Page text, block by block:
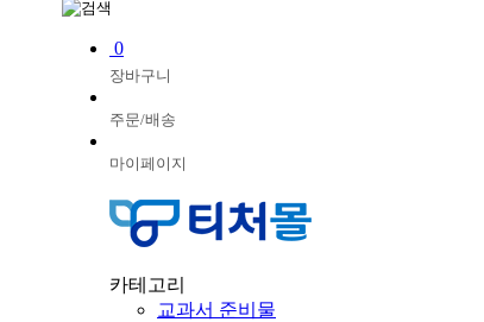
0
장바구니
주문/배송
마이페이지
카테고리
교과서 준비물